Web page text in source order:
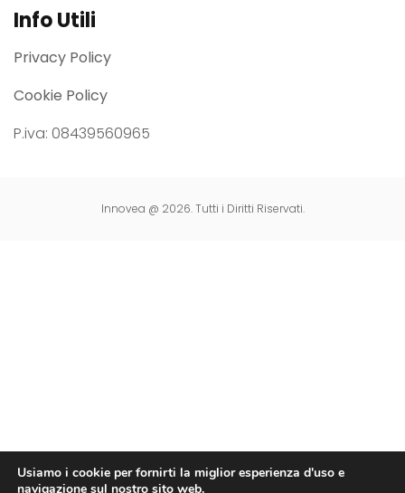
Info Utili
Privacy Policy
Cookie Policy
P.iva: 08439560965
Innovea @ 2026. Tutti i Diritti Riservati.
Usiamo i cookie per fornirti la miglior esperienza d'uso e
navigazione sul nostro sito web.